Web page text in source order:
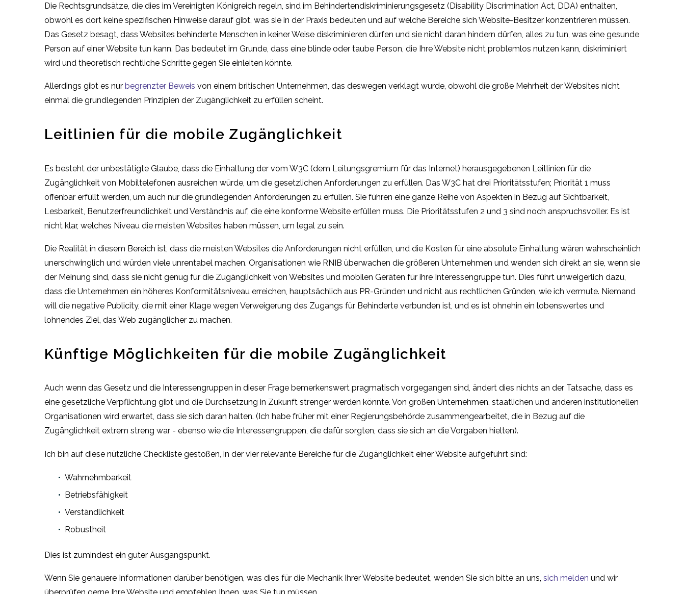
Die Rechtsgrundsätze, die dies im Vereinigten Königreich regeln, sind im Behindertendiskriminierungsgesetz (Disability Discrimination Act, DDA) enthalten,
obwohl es dort keine spezifischen Hinweise darauf gibt, was sie in der Praxis bedeuten und auf welche Bereiche sich Website-Besitzer konzentrieren müssen.
Das Gesetz besagt, dass Websites behinderte Menschen in keiner Weise diskriminieren dürfen und sie nicht daran hindern dürfen, alles zu tun, was eine gesunde
Person auf einer Website tun kann. Das bedeutet im Grunde, dass eine blinde oder taube Person, die Ihre Website nicht problemlos nutzen kann, diskriminiert
wird und theoretisch rechtliche Schritte gegen Sie einleiten könnte.
Allerdings gibt es nur begrenzter Beweis von einem britischen Unternehmen, das deswegen verklagt wurde, obwohl die große Mehrheit der Websites nicht
einmal die grundlegenden Prinzipien der Zugänglichkeit zu erfüllen scheint.
Leitlinien für die mobile Zugänglichkeit
Es besteht der unbestätigte Glaube, dass die Einhaltung der vom W3C (dem Leitungsgremium für das Internet) herausgegebenen Leitlinien für die
Zugänglichkeit von Mobiltelefonen ausreichen würde, um die gesetzlichen Anforderungen zu erfüllen. Das W3C hat drei Prioritätsstufen; Priorität 1 muss
offenbar erfüllt werden, um auch nur die grundlegenden Anforderungen zu erfüllen. Sie führen eine ganze Reihe von Aspekten in Bezug auf Sichtbarkeit,
Lesbarkeit, Benutzerfreundlichkeit und Verständnis auf, die eine konforme Website erfüllen muss. Die Prioritätsstufen 2 und 3 sind noch anspruchsvoller. Es ist
nicht klar, welches Niveau die meisten Websites haben müssen, um legal zu sein.
Die Realität in diesem Bereich ist, dass die meisten Websites die Anforderungen nicht erfüllen, und die Kosten für eine absolute Einhaltung wären wahrscheinlich
unerschwinglich und würden viele unrentabel machen. Organisationen wie RNIB überwachen die größeren Unternehmen und wenden sich direkt an sie, wenn sie
der Meinung sind, dass sie nicht genug für die Zugänglichkeit von Websites und mobilen Geräten für ihre Interessengruppe tun. Dies führt unweigerlich dazu,
dass die Unternehmen ein höheres Konformitätsniveau erreichen, hauptsächlich aus PR-Gründen und nicht aus rechtlichen Gründen, wie ich vermute. Niemand
will die negative Publicity, die mit einer Klage wegen Verweigerung des Zugangs für Behinderte verbunden ist, und es ist ohnehin ein lobenswertes und
lohnendes Ziel, das Web zugänglicher zu machen.
Künftige Möglichkeiten für die mobile Zugänglichkeit
Auch wenn das Gesetz und die Interessengruppen in dieser Frage bemerkenswert pragmatisch vorgegangen sind, ändert dies nichts an der Tatsache, dass es
eine gesetzliche Verpflichtung gibt und die Durchsetzung in Zukunft strenger werden könnte. Von großen Unternehmen, staatlichen und anderen institutionellen
Organisationen wird erwartet, dass sie sich daran halten. (Ich habe früher mit einer Regierungsbehörde zusammengearbeitet, die in Bezug auf die
Zugänglichkeit extrem streng war - ebenso wie die Interessengruppen, die dafür sorgten, dass sie sich an die Vorgaben hielten).
Ich bin auf diese nützliche Checkliste gestoßen, in der vier relevante Bereiche für die Zugänglichkeit einer Website aufgeführt sind:
Wahrnehmbarkeit
Betriebsfähigkeit
Verständlichkeit
Robustheit
Dies ist zumindest ein guter Ausgangspunkt.
Wenn Sie genauere Informationen darüber benötigen, was dies für die Mechanik Ihrer Website bedeutet, wenden Sie sich bitte an uns, sich melden und wir